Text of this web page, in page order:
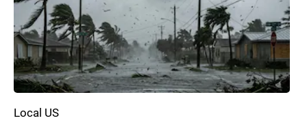
Local US